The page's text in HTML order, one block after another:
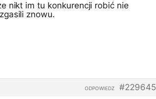
nikt im tu konkurencji robić nie
znowu.
#229645
ODPOWIEDZ